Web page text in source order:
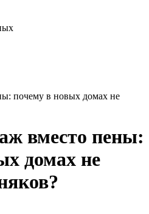
почему в новых домах не
вместо пены:
домах не